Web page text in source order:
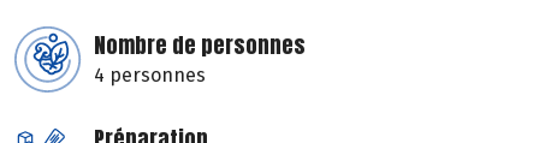
Nombre de personnes
4 personnes